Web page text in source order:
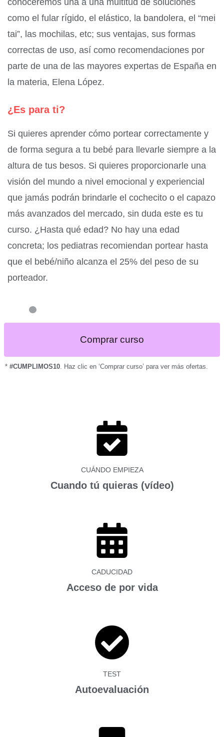
conoceremos una a una multitud de soluciones
como el fular rígido, el elástico, la bandolera, el “mei
tai”, las mochilas, etc; sus ventajas, sus formas
correctas de uso, así como recomendaciones por
parte de una de las mayores expertas de España en
la materia, Elena López.
¿Es para ti?
Si quieres aprender cómo portear correctamente y
de forma segura a tu bebé para llevarle siempre a la
altura de tus besos. Si quieres proporcionarle una
visión del mundo a nivel emocional y experiencial
que jamás podrán brindarle el cochecito o el capazo
más avanzados del mercado, sin duda este es tu
curso. ¿Hasta qué edad? No hay una edad
concreta; los pediatras recomiendan portear hasta
que el bebé/niño alcanza el 25% del peso de su
porteador.
Comprar curso
* #CUMPLIMOS10 . Haz clic en ‘Comprar curso’ para ver más ofertas.
CUÁNDO EMPIEZA
Cuando tú quieras (vídeo)
CADUCIDAD
Acceso de por vida
TEST
Autoevaluación